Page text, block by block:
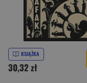
KSIĄŻKA
30,32 zł